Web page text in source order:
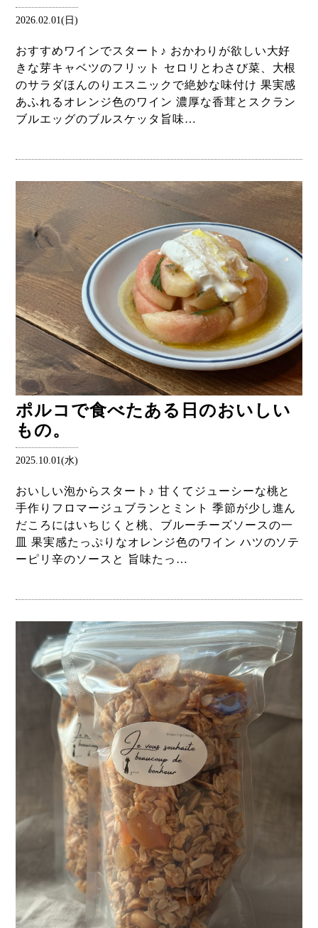
2026.02.01(日)
おすすめワインでスタート♪ おかわりが欲しい大好
きな芽キャベツのフリット セロリとわさび菜、大根
のサラダほんのりエスニックで絶妙な味付け 果実感
あふれるオレンジ色のワイン 濃厚な香茸とスクラン
ブルエッグのブルスケッタ旨味…
ポルコで食べたある日のおいしい
もの。
2025.10.01(水)
おいしい泡からスタート♪ 甘くてジューシーな桃と
手作りフロマージュブランとミント 季節が少し進ん
だころにはいちじくと桃、ブルーチーズソースの一
皿 果実感たっぷりなオレンジ色のワイン ハツのソテ
ーピリ辛のソースと 旨味たっ…